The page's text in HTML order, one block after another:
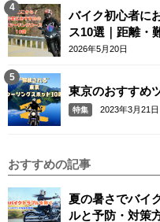
バイク初心者に
ス10選｜距離・
2026年5月20日
東京のおすすめ
特集 2023年3月21日
おすすめの記事
夏の暑さでバイ
ルと予防・対策